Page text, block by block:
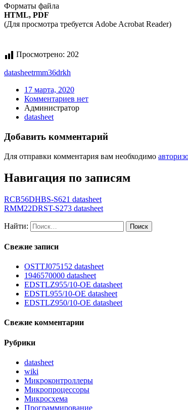
Форматы файла
HTML, PDF
(Для просмотра требуется Adobe Acrobat Reader)
Просмотрено: 202
datasheetrmm36drkh
17 марта, 2020
Комментариев нет
Администратор
datasheet
Добавить комментарий
Для отправки комментария вам необходимо
Навигация по записям
RCB56DHBS-S621 datasheet
RMM22DRST-S273 datasheet
Найти:
Свежие записи
OSTTJ075152 datasheet
1946570000 datasheet
EDSTLZ955/10-OE datasheet
EDSTL955/10-OE datasheet
EDSTLZ950/10-OE datasheet
Свежие комментарии
Рубрики
datasheet
wiki
Микроконтроллеры
Микропроцессоры
Микросхема
Программирование